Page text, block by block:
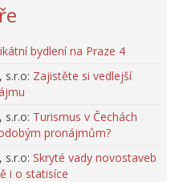
bydlení na Praze 4
s.r.o: Zajistěte si vedlejší
s.r.o: Turismus v Čechách
pronájmům?
s.r.o: Skryté vady novostaveb
i o statisíce